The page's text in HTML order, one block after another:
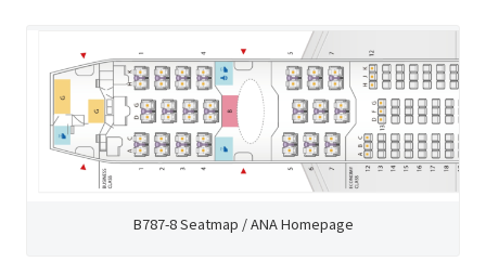
B787-8 Seatmap / ANA Homepage